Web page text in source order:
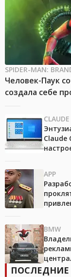
SPIDER-MAN:
Человек-Паук
создала себе
CLAUDE
Claude
APP
BMW